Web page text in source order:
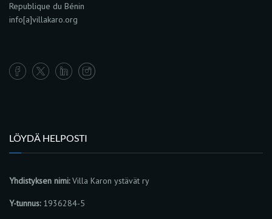
Republique du Bénin
info[a]villakaro.org
LÖYDÄ HELPOSTI
Yhdistyksen nimi:Villa Karon ystävät ry
Y-tunnus:1936284-5